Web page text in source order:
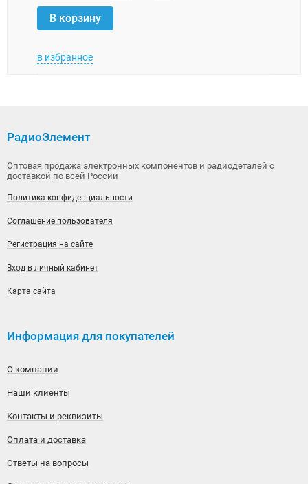
В корзину
в избранное
РадиоЭлемент
Оптовая продажа электронных компонентов и радиодеталей с
доставкой по всей России
Политика конфиденциальности
Соглашение пользователя
Регистрация на сайте
Вход в личный кабинет
Карта сайта
Информация для покупателей
О компании
Наши клиенты
Контакты и реквизиты
Оплата и доставка
Ответы на вопросы